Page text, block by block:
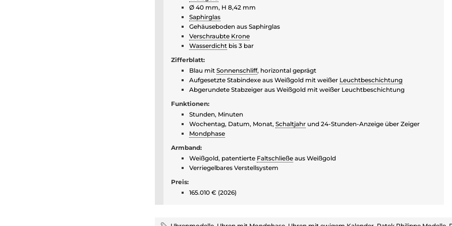
Ø 40 mm, H 8,42 mm
Saphirglas
Gehäuseboden aus Saphirglas
Verschraubte Krone
Wasserdicht bis 3 bar
Zifferblatt:
Blau mit Sonnenschliff, horizontal geprägt
Aufgesetzte Stabindexe aus Weißgold mit weißer Leuchtbeschichtung
Abgerundete Stabzeiger aus Weißgold mit weißer Leuchtbeschichtung
Funktionen:
Stunden, Minuten
Wochentag, Datum, Monat, Schaltjahr und 24-Stunden-Anzeige über Zeiger
Mondphase
Armband:
Weißgold, patentierte Faltschließe aus Weißgold
Verriegelbares Verstellsystem
Preis:
165.010 € (2026)